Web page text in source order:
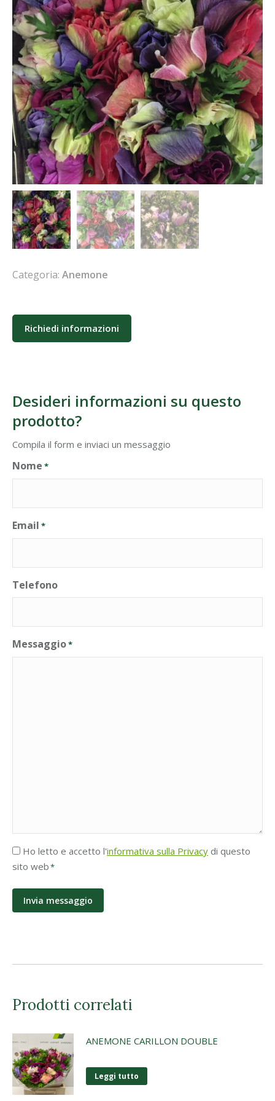
Categoria: Anemone
Richiedi informazioni
Desideri informazioni su questo
prodotto?
Compila il form e inviaci un messaggio
Nome *
Email *
Telefono
Messaggio*
Accettazione
Privacy
Ho letto e accetto l'informativa sulla Privacy di questo
sito web*
Prodotti correlati
ANEMONE CARILLON DOUBLE
Leggi tutto